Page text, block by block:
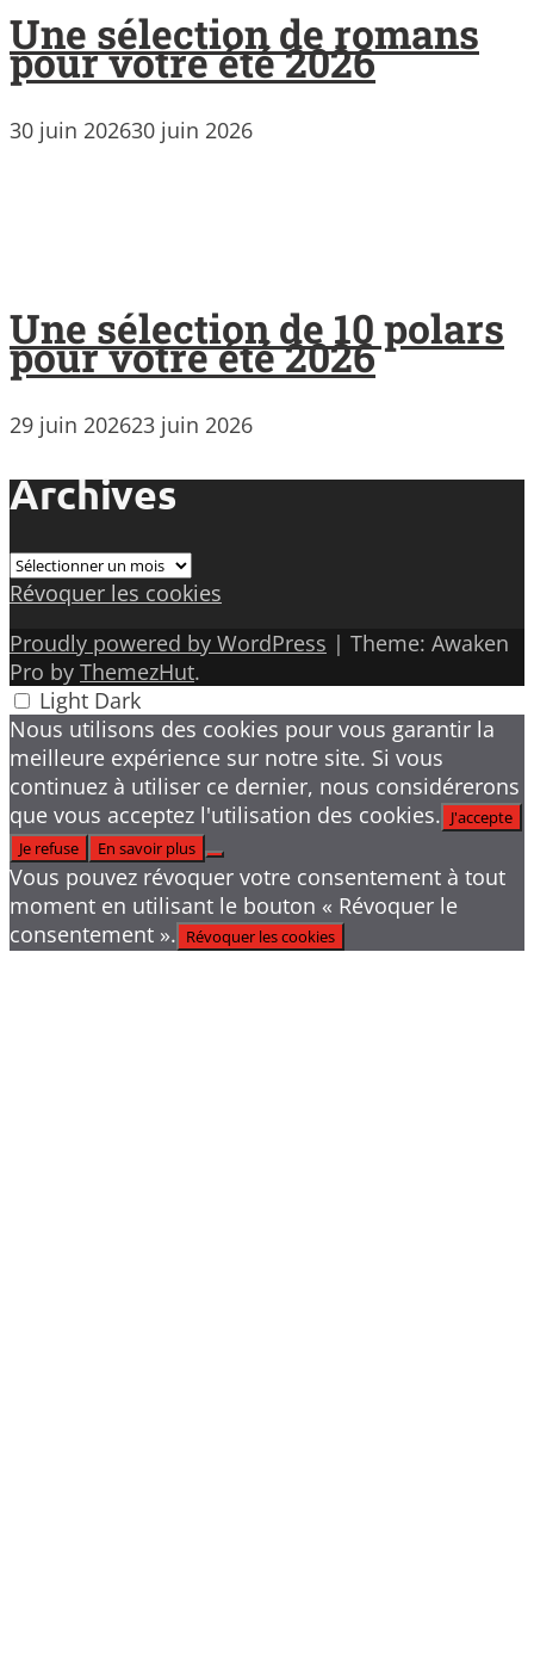
Une sélection de romans
pour votre été 2026
30 juin 202630 juin 2026
Une sélection de 10 polars
pour votre été 2026
29 juin 202623 juin 2026
Archives
Archives
Révoquer les cookies
Proudly powered by WordPress | Theme: Awaken
Pro by ThemezHut.
Light Dark
Nous utilisons des cookies pour vous garantir la
meilleure expérience sur notre site. Si vous
continuez à utiliser ce dernier, nous considérerons
que vous acceptez l'utilisation des cookies. J'accepte
Je refuse
En savoir plus
Vous pouvez révoquer votre consentement à tout
moment en utilisant le bouton « Révoquer le
consentement ». Révoquer les cookies